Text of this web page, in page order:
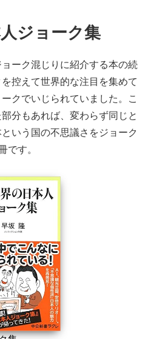
ジョーク集
ーク混じりに紹介する本の続
控えて世界的な注目を集めて
クでいじられていました。こ
分もあれば、変わらず同じと
いう国の不思議さをジョーク
す。